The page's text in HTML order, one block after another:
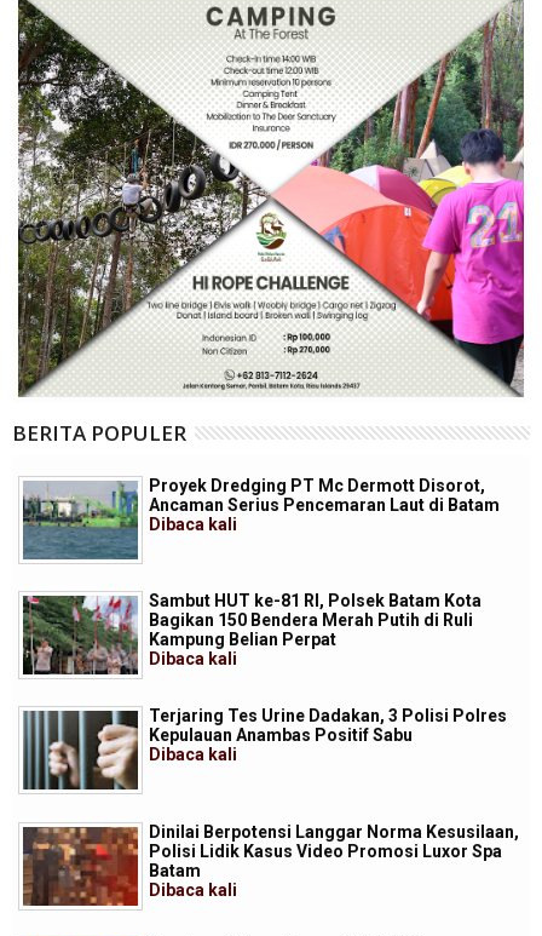
BERITA POPULER
Proyek Dredging PT Mc Dermott Disorot,
Ancaman Serius Pencemaran Laut di Batam
Dibaca kali
Sambut HUT ke-81 RI, Polsek Batam Kota
Bagikan 150 Bendera Merah Putih di Ruli
Kampung Belian Perpat
Dibaca kali
Terjaring Tes Urine Dadakan, 3 Polisi Polres
Kepulauan Anambas Positif Sabu
Dibaca kali
Dinilai Berpotensi Langgar Norma Kesusilaan,
Polisi Lidik Kasus Video Promosi Luxor Spa
Batam
Dibaca kali